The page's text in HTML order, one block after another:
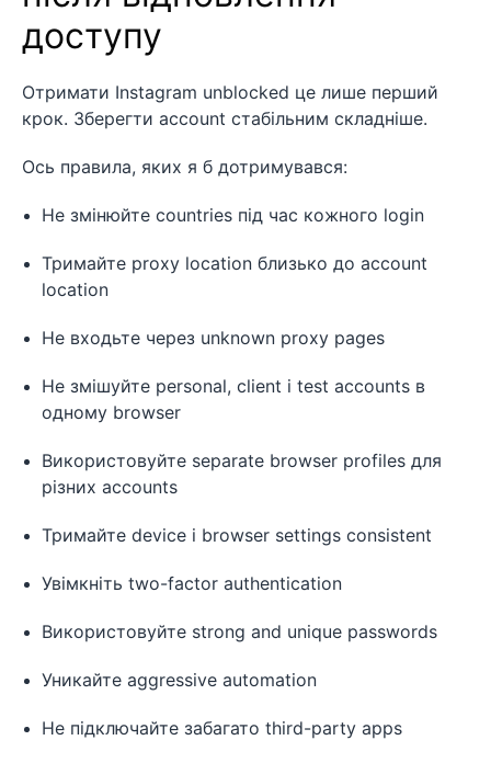
доступу
Отримати Instagram unblocked це лише перший
крок. Зберегти account стабільним складніше.
Ось правила, яких я б дотримувався:
Не змінюйте countries під час кожного login
Тримайте proxy location близько до account
location
Не входьте через unknown proxy pages
Не змішуйте personal, client і test accounts в
одному browser
Використовуйте separate browser profiles для
різних accounts
Тримайте device і browser settings consistent
Увімкніть two-factor authentication
Використовуйте strong and unique passwords
Уникайте aggressive automation
Не підключайте забагато third-party apps